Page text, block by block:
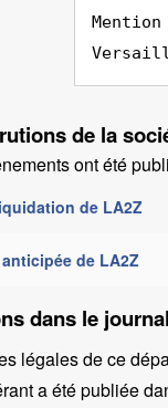
de la
ont été
de LA2Z
de LA2Z
dans le
légales de ce
a été publiée